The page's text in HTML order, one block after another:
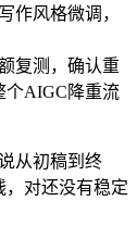
作风格微调，
复测，确认重
个AIGC降重流
从初稿到终
，对还没有稳定